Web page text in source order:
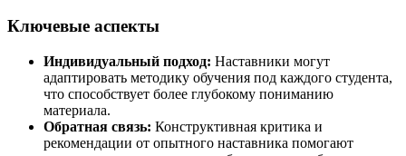
Ключевые аспекты
Индивидуальный подход: Наставники могут
адаптировать методику обучения под каждого студента,
что способствует более глубокому пониманию
материала.
Обратная связь: Конструктивная критика и
рекомендации от опытного наставника помогают